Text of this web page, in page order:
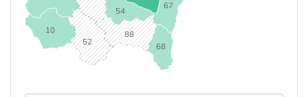
10
52
54
67
68
88